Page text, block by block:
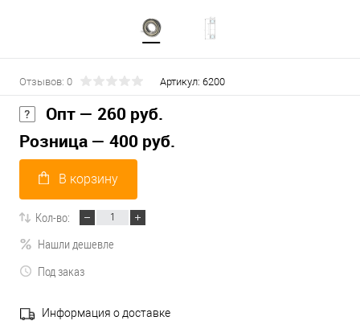
Отзывов: 0 Артикул: 6200
Опт — 260 руб.
Розница — 400 руб.
В корзину
Кол-во:
Нашли дешевле
Под заказ
Информация о доставке